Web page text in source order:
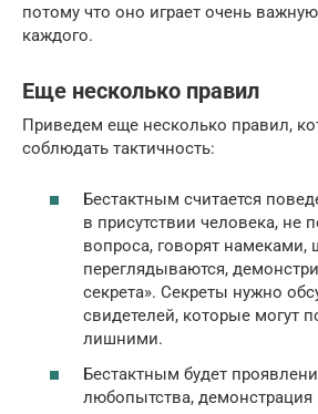
потому что оно играет очень
каждого.
Еще несколько правил
Приведем еще несколько правил,
соблюдать тактичность:
Бестактным считается
в присутствии человека, не
вопроса, говорят намеками,
переглядываются,
секрета». Секреты нужно
свидетелей, которые могут
лишними.
Бестактным будет
любопытства, демонстрация